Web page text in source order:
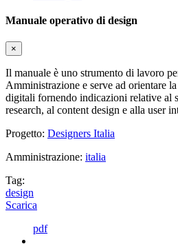
Manuale operativo di design
×
Il manuale è uno strumento di lavoro
Amministrazione e serve ad orientare
digitali fornendo indicazioni relative al
research, al content design e alla user
Progetto: Designers Italia
Amministrazione: italia
Tag:
design
Scarica
pdf